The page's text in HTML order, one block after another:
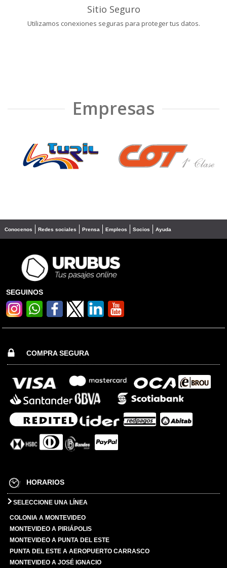
Sitio Seguro
Utilizamos conexiones seguras para proteger tus datos.
Empresas
❮ ❯
Conocenos Redes sociales Prensa Empleos Socios Ayuda
SEGUINOS
COMPRA SEGURA
HORARIOS
SELECCIONE UNA LÍNEA
COLONIA A MONTEVIDEO
MONTEVIDEO A PIRIÁPOLIS
MONTEVIDEO A PUNTA DEL ESTE
PUNTA DEL ESTE A AEROPUERTO CARRASCO
MONTEVIDEO A JOSÉ IGNACIO